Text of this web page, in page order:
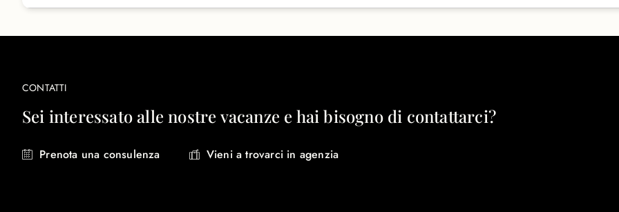
CONTATTI
Sei interessato alle nostre vacanze e hai bisogno di contattarci?
Prenota una consulenza Vieni a trovarci in agenzia